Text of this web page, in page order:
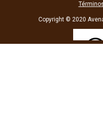
Copyright © 2020